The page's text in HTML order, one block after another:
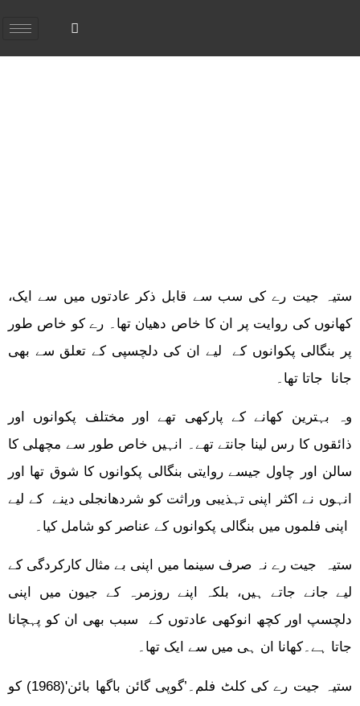
ستیہ جیت رے کی سب سے قابل ذکر عادتوں میں سے ایک،
کھانوں کی روایت پر ان کا خاص دھیان تھا۔ رے کو خاص طور
پر بنگالی پکوانوں کے لیے ان کی دلچسپی کے تعلق سے بھی
جانا جاتا تھا۔
وہ بہترین کھانے کے پارکھی تھے اور مختلف پکوانوں اور
ذائقوں کا رس لینا جانتے تھے۔ انہیں خاص طور سے مچھلی کا
سالن اور چاول جیسے روایتی بنگالی پکوانوں کا شوق تھا اور
انہوں نے اکثر اپنی تہذیبی وراثت کو شردھانجلی دینے کے لیے
اپنی فلموں میں بنگالی پکوانوں کے عناصر کو شامل کیا۔
ستیہ جیت رے نہ صرف سینما میں اپنی بے مثال کارکردگی کے
لیے جانے جاتے ہیں، بلکہ اپنے روزمرہ کے جیون میں اپنی
دلچسپ اور کچھ انوکھی عادتوں کے سبب بھی ان کو پہچانا
جاتا ہے۔کھانا ان ہی میں سے ایک تھا۔
ستیہ جیت رے کی کلٹ فلم۔’گوپی گائن باگھا بائن'(1968) کو